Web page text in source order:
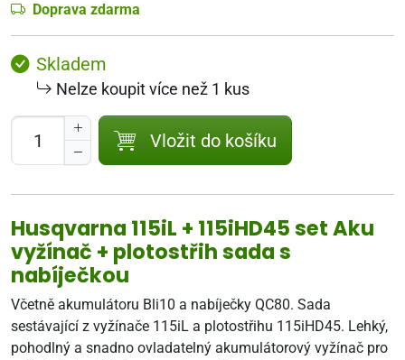
Doprava zdarma
Skladem
Nelze koupit více než 1 kus
Vložit do košíku
Husqvarna 115iL + 115iHD45 set Aku
vyžínač + plotostřih sada s
nabíječkou
Včetně akumulátoru Bli10 a nabíječky QC80. Sada
sestávající z vyžínače 115iL a plotostřihu 115iHD45. Lehký,
pohodlný a snadno ovladatelný akumulátorový vyžínač pro